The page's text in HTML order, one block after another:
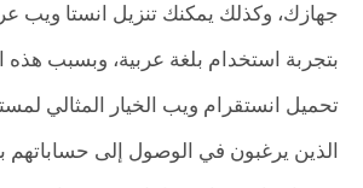
جهازك، وكذلك يمكنك تنزيل انستا ويب
بتجربة استخدام بلغة عربية، وبسبب هذه
تحميل انستقرام ويب الخيار المثالي
الذين يرغبون في الوصول إلى حساباتهم